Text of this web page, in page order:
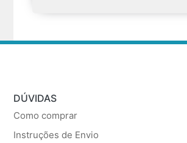
DÚVIDAS
Como comprar
Instruções de Envio